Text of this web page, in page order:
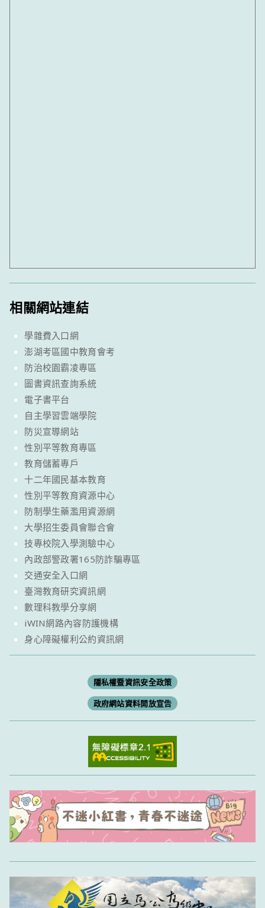
相關網站連結
學雜費入口網
澎湖考區國中教育會考
防治校園霸凌專區
圖書資訊查詢系統
電子書平台
自主學習雲端學院
防災宣導網站
性別平等教育專區
教育儲蓄專戶
十二年國民基本教育
性別平等教育資源中心
防制學生藥濫用資源網
大學招生委員會聯合會
技專校院入學測驗中心
內政部警政署165防詐騙專區
交通安全入口網
臺灣教育研究資訊網
數理科教學分享網
iWIN網路內容防護機構
身心障礙權利公約資訊網
隱私權暨資訊安全政策
政府網站資料開放宣告